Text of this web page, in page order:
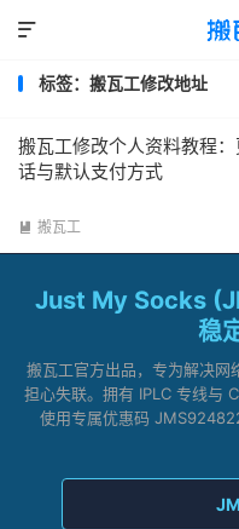

标签：搬瓦工修改地址
搬瓦工修改个人资料教程
话与默认支付方式
 搬瓦工
Just My Socks
稳
搬瓦工官方出品，专为解决网
担心失联。拥有 IPLC 专线与
使用专属优惠码